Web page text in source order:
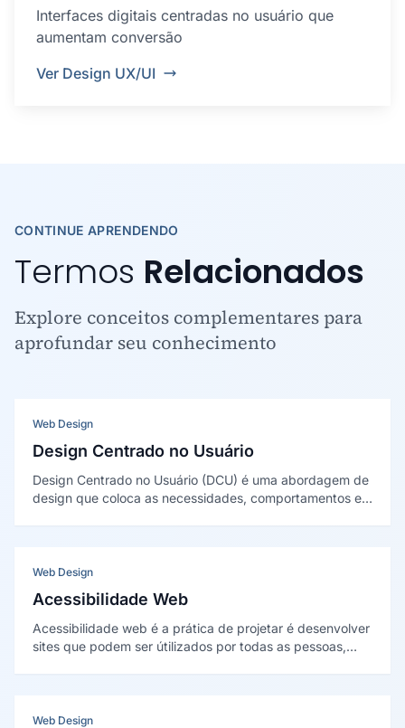
Interfaces digitais centradas no usuário que
aumentam conversão
Ver Design UX/UI
CONTINUE APRENDENDO
Termos Relacionados
Explore conceitos complementares para
aprofundar seu conhecimento
Web Design
Design Centrado no Usuário
Design Centrado no Usuário (DCU) é uma abordagem de
design que coloca as necessidades, comportamentos e
úteis.
Web Design
Acessibilidade Web
Acessibilidade web é a prática de projetar é desenvolver
sites que podem ser útilizados por todas as pessoas,
Web Design